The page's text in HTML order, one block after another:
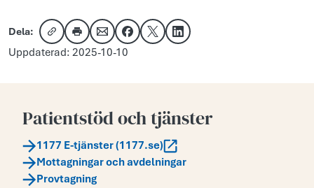
Dela:
Kopiera länk
Skriv utDela via e-post
Dela på Facebook
Dela på XDela på LinkedIn
Uppdaterad: 2025-10-10
Patientstöd och tjänster
1177 E-tjänster (1177.se)
Mottagningar och avdelningar
Provtagning